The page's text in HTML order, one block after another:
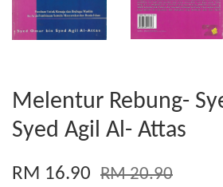
Melentur Rebung-
Syed Agil Al- Attas
RM 16.90 RM 20.90